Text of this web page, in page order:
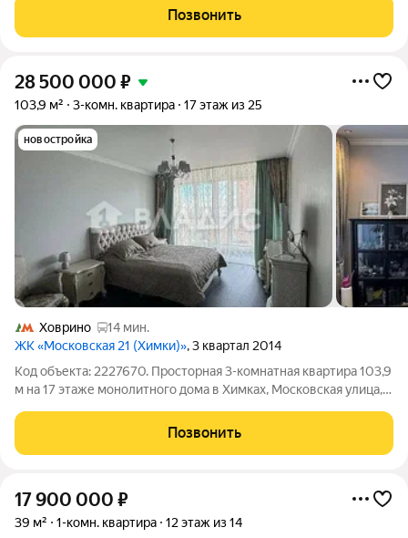
дверь Multlock), кондиционеры в каждой комнате, остаётся вся
мебель и техника
Позвонить
28 500 000 ₽
103,9 м² 3-комн. квартира 17 этаж из 25
новостройка
Ховрино
14 мин.
ЖК «Московская 21 (Химки)», 3 квартал 2014
Код объекта: 2227670. Просторная 3-комнатная квартира 103,9
м на 17 этаже монолитного дома в Химках, Московская улица,
продуманная планировка создают ощущение света, воздуха и
уюта с первого шага в
Позвонить
17 900 000 ₽
39 м² 1-комн. квартира 12 этаж из 14